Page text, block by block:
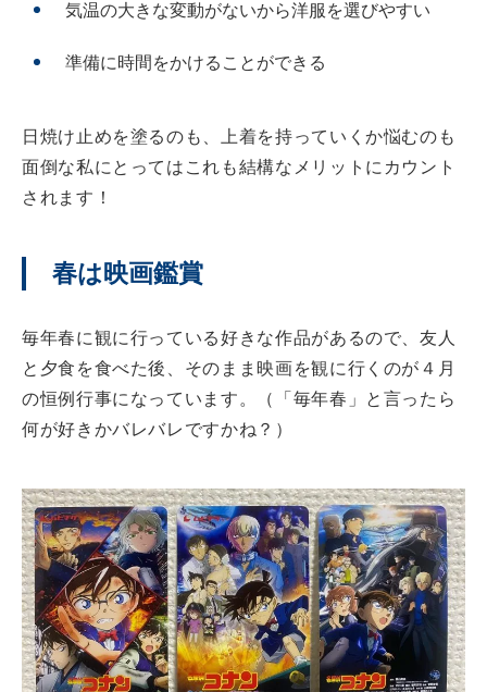
気温の大きな変動がないから洋服を選びやすい
準備に時間をかけることができる
日焼け止めを塗るのも、上着を持っていくか悩むのも
面倒な私にとってはこれも結構なメリットにカウント
されます！
春は映画鑑賞
毎年春に観に行っている好きな作品があるので、友人
と夕食を食べた後、そのまま映画を観に行くのが４月
の恒例行事になっています。（「毎年春」と言ったら
何が好きかバレバレですかね？）